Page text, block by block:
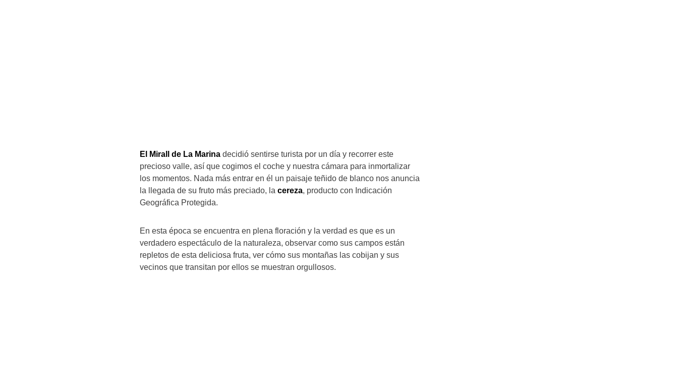
El Mirall de La Marina decidió sentirse turista por un día y recorrer este
precioso valle, así que cogimos el coche y nuestra cámara para inmortalizar
los momentos. Nada más entrar en él un paisaje teñido de blanco nos anuncia
la llegada de su fruto más preciado, la cereza, producto con Indicación
Geográfica Protegida.
En esta época se encuentra en plena floración y la verdad es que es un
verdadero espectáculo de la naturaleza, observar como sus campos están
repletos de esta deliciosa fruta, ver cómo sus montañas las cobijan y sus
vecinos que transitan por ellos se muestran orgullosos.